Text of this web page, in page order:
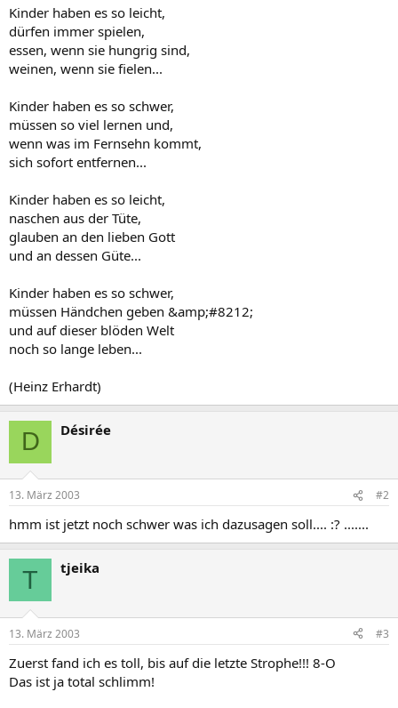
Kinder haben es so leicht,
dürfen immer spielen,
essen, wenn sie hungrig sind,
weinen, wenn sie fielen...
Kinder haben es so schwer,
müssen so viel lernen und,
wenn was im Fernsehn kommt,
sich sofort entfernen...
Kinder haben es so leicht,
naschen aus der Tüte,
glauben an den lieben Gott
und an dessen Güte...
Kinder haben es so schwer,
müssen Händchen geben &amp;#8212;
und auf dieser blöden Welt
noch so lange leben...
(Heinz Erhardt)
D Désirée
13. März 2003 #2
hmm ist jetzt noch schwer was ich dazusagen soll.... :? .......
T tjeika
13. März 2003 #3
Zuerst fand ich es toll, bis auf die letzte Strophe!!! 8-O
Das ist ja total schlimm!